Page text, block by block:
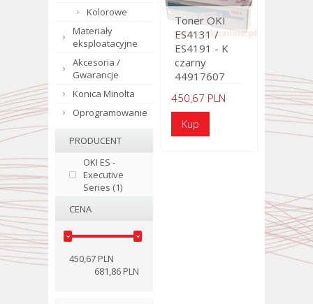
Kolorowe
Materiały
eksploatacyjne
Akcesoria /
Gwarancje
Konica Minolta
Oprogramowanie
PRODUCENT
OKI ES -
Executive
Series (1)
CENA
450,67 PLN
681,86 PLN
Toner OKI
ES4131 /
ES4191 - K
czarny
44917607
450,67 PLN